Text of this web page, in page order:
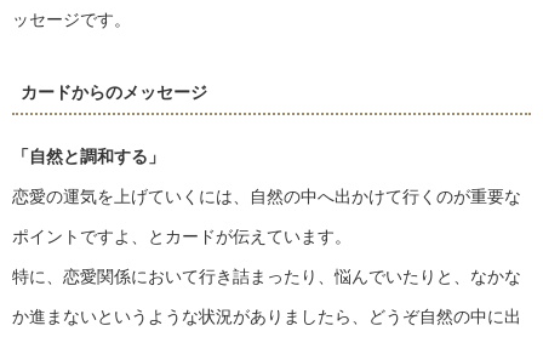
ッセージです。
カードからのメッセージ
「自然と調和する」
恋愛の運気を上げていくには、自然の中へ出かけて行くのが重要な
ポイントですよ、とカードが伝えています。
特に、恋愛関係において行き詰まったり、悩んでいたりと、なかな
か進まないというような状況がありましたら、どうぞ自然の中に出